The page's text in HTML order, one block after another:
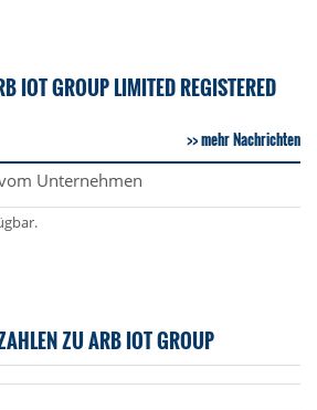
IOT GROUP LIMITED REGISTERED
mehr Nachrichten
Unternehmen
ZU ARB IOT GROUP